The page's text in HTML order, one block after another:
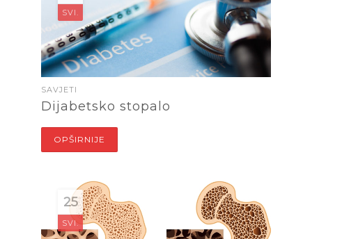
SVI.
SAVJETI
Dijabetsko stopalo
OPŠIRNIJE
25
SVI.